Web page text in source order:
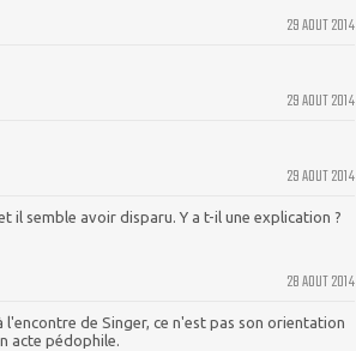
29 AOUT 2014
29 AOUT 2014
29 AOUT 2014
il semble avoir disparu. Y a t-il une explication ?
28 AOUT 2014
de Singer, ce n'est pas son orientation
acte pédophile.